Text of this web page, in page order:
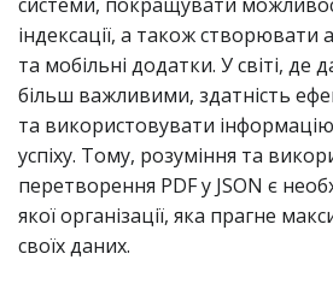
індексації, а також створювати
та мобільні додатки. У світі, де
більш важливими, здатність
та використовувати
успіху. Тому, розуміння та
перетворення PDF у JSON є
якої організації, яка прагне
своїх даних.